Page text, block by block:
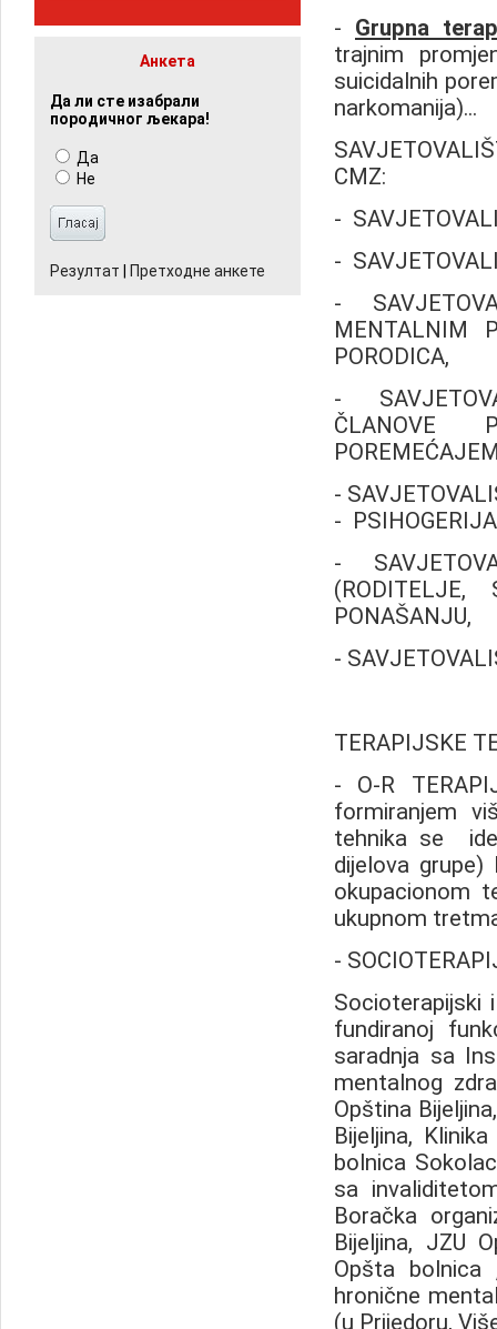
Анкета
Да ли сте изабрали
породичног љекара!
Да
Не
Резултат Претходне анкете
- Grupna
trajnim
suicidalnih
narkomanija)...
CMZ:
-
-
-
MENTALNIM
PORODICA,
-
ČLANOVE
-
-
-
(RODITELJE,
PONAŠANJU,
-
TERAPIJSKE
- O-R
formiranjem
tehnika se
dijelova
okupacionom
ukupnom
-
Socioterapijski
fundiranoj
saradnja sa
mentalnog
Opština
Bijeljina,
bolnica
sa
Boračka
Bijeljina, JZU
Opšta bolnica
hronične
(u Prijedoru,